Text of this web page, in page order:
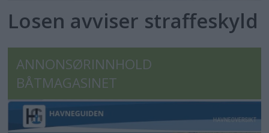
Losen avviser straffeskyld
ANNONSØRINNHOLD
BÅTMAGASINET